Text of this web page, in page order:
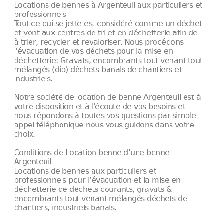
Locations de bennes à Argenteuil aux particuliers et
professionnels
Tout ce qui se jette est considéré comme un déchet
et vont aux centres de tri et en déchetterie afin de
à trier, recycler et revaloriser. Nous procédons
l'évacuation de vos déchets pour la mise en
déchetterie: Gravats, encombrants tout venant tout
mélangés (dib) déchets banals de chantiers et
industriels.
Notre société de location de benne Argenteuil est à
votre disposition et à l'écoute de vos besoins et
nous répondons à toutes vos questions par simple
appel téléphonique nous vous guidons dans votre
choix.
Conditions de Location benne d’une benne
Argenteuil
Locations de bennes aux particuliers et
professionnels pour l’évacuation et la mise en
déchetterie de déchets courants, gravats &
encombrants tout venant mélangés déchets de
chantiers, industriels banals.